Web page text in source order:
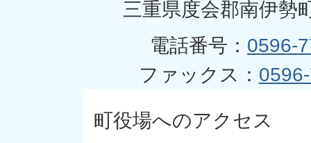
三重県度会郡南伊勢
電話番号： 0596-
ファックス：
町役場へのアクセス